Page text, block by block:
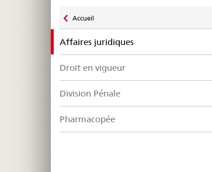
zu
Accueil
Affaires juridiquesselected
Droit en vigueur
Division Pénale
Pharmacopée